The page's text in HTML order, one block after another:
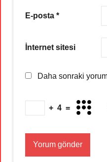
E-posta *
İnternet sitesi
Daha sonraki
+ 4 =